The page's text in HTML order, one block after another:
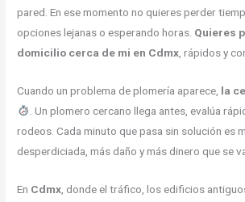
pared. En ese momento no quieres perder
opciones lejanas o esperando horas. Quieres
domicilio cerca de mi en Cdmx, rápidos y
Cuando un problema de plomería aparece, la
. Un plomero cercano llega antes, evalúa
rodeos. Cada minuto que pasa sin solución es
desperdiciada, más daño y más dinero que se
En Cdmx , donde el tráfico, los edificios